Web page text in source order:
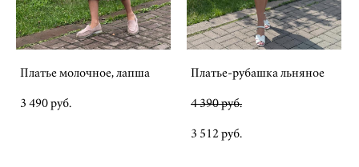
Платье молочное, лапша
3 490 pуб.
Платье-рубашка льняное
4 390 pуб.
3 512 pуб.